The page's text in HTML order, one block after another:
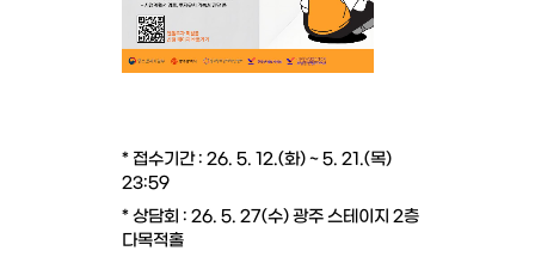
* 접수기간 : 26. 5. 12.(화) ~ 5. 21.(목)
23:59
* 상담회 : 26. 5. 27(수) 광주 스테이지 2층
다목적홀